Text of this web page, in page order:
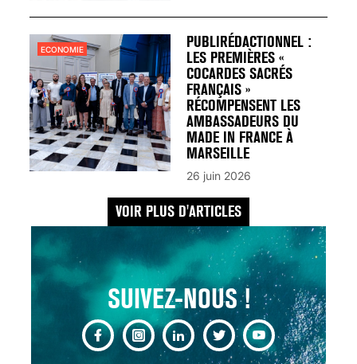
PUBLIRÉDACTIONNEL :
LES PREMIÈRES «
COCARDES SACRÉS
FRANÇAIS »
RÉCOMPENSENT LES
AMBASSADEURS DU
MADE IN FRANCE À
MARSEILLE
ECONOMIE
26 juin 2026
VOIR PLUS D'ARTICLES
SUIVEZ-NOUS !
30 mai 2023
SCANNER, IRM, RADIO,
POUR TOUTES LES
MALADIES
18 juil 2022
INSUFFISANCE
CARDIAQUE : LES
SIGNAUX D’ALERTE